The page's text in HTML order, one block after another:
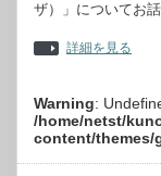
ザ）」についてお
詳細を見る
Warning:
/home/netst/
content/themes/